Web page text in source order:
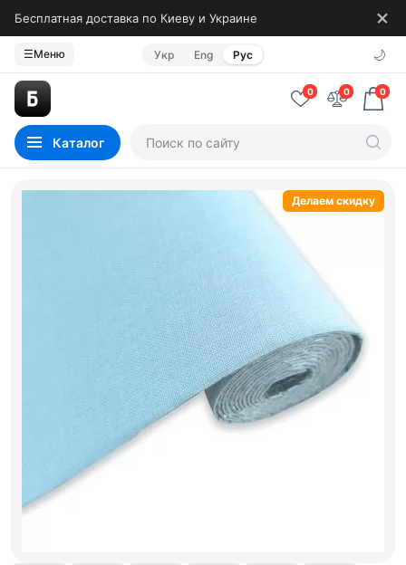
Бесплатная доставка по Киеву и Украине
☰Меню Укр Eng Рус 🌙
Каталог
0 0 0
Делаем скидку